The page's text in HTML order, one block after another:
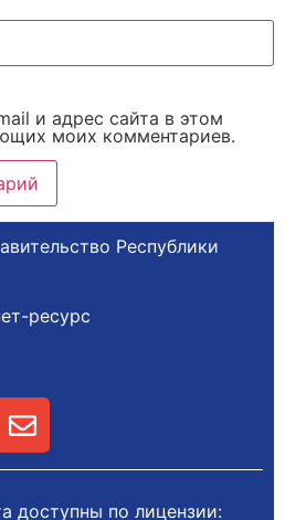
и адрес сайта в этом
моих комментариев.
Республики
ресурс
доступны по лицензии: